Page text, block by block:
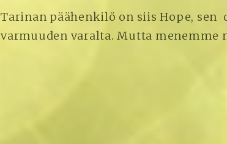
Tarinan päähenkilö on siis Hope,
varmuuden varalta. Mutta menemme